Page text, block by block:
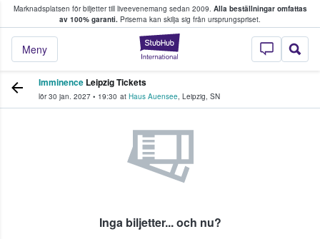
Marknadsplatsen för biljetter till liveevenemang sedan 2009. Alla beställningar omfattas
av 100% garanti. Priserna kan skilja sig från ursprungspriset.
StubHub – där
Meny
köper och säljer biljetter.
Imminence Leipzig Tickets
lör 30 jan. 2027 • 19:30 at Haus Auensee, Leipzig, SN
Inga biljetter... och nu?